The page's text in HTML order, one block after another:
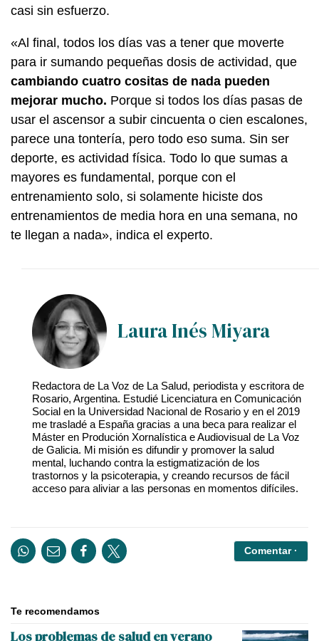
casi sin esfuerzo.
«Al final, todos los días vas a tener que moverte
para ir sumando pequeñas dosis de actividad, que
cambiando cuatro cositas de nada pueden
mejorar mucho. Porque si todos los días pasas de
usar el ascensor a subir cincuenta o cien escalones,
parece una tontería, pero todo eso suma. Sin ser
deporte, es actividad física. Todo lo que sumas a
mayores es fundamental, porque con el
entrenamiento solo, si solamente hiciste dos
entrenamientos de media hora en una semana, no
te llegan a nada», indica el experto.
Laura Inés Miyara
Redactora de La Voz de La Salud, periodista y escritora de
Rosario, Argentina. Estudié Licenciatura en Comunicación
Social en la Universidad Nacional de Rosario y en el 2019
me trasladé a España gracias a una beca para realizar el
Máster en Produción Xornalística e Audiovisual de La Voz
de Galicia. Mi misión es difundir y promover la salud
mental, luchando contra la estigmatización de los
trastornos y la psicoterapia, y creando recursos de fácil
acceso para aliviar a las personas en momentos difíciles.
Comentar ·
Te recomendamos
Los problemas de salud en verano